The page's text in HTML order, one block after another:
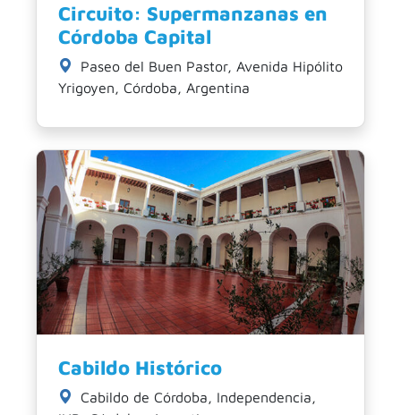
Circuito: Supermanzanas en
Córdoba Capital
Paseo del Buen Pastor, Avenida Hipólito
Yrigoyen, Córdoba, Argentina
Cabildo Histórico
Cabildo de Córdoba, Independencia,